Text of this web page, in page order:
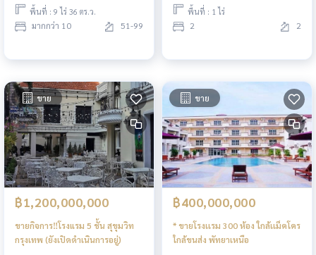
พื้นที่ : 9 ไร่ 36 ตร.ว.
มากกว่า 10 51-99
พื้นที่ : 1 ไร่
2 2
ขาย
฿1,200,000,000
ขายกิจการ‼️โรงแรม 5 ชั้น สุขุมวิท
กรุงเทพ (ยังเปิดดำเนินการอยู่)
ขาย
฿400,000,000
* ขายโรงเเรม 300 ห้อง ใกล้เเม็คโคร
ใกล้ขนส่ง พัทยาเหนือ